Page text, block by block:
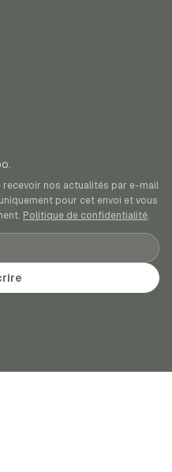
recevoir nos actualités par e-mail
pour cet envoi et vous
Politique de confidentialité.